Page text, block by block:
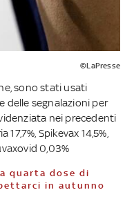
©LaPresse
sono stati usati
delle segnalazioni per
nei precedenti
Spikevax 14,5%,
0,03%
in autunno